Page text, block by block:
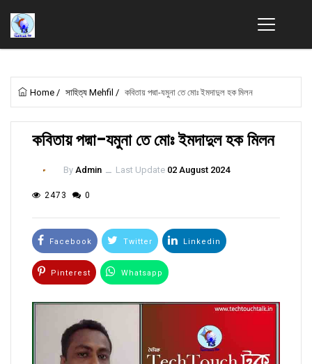
Home / সাহিত্য Mehfil / কবিতায় পদ্মা-যমুনা তে মোঃ ইমদাদুল হক মিলন
কবিতায় পদ্মা-যমুনা তে মোঃ ইমদাদুল হক মিলন
By Admin ــ Last Update 02 August 2024
2473 0
Facebook Twitter Linkedin
Pinterest Whatsapp